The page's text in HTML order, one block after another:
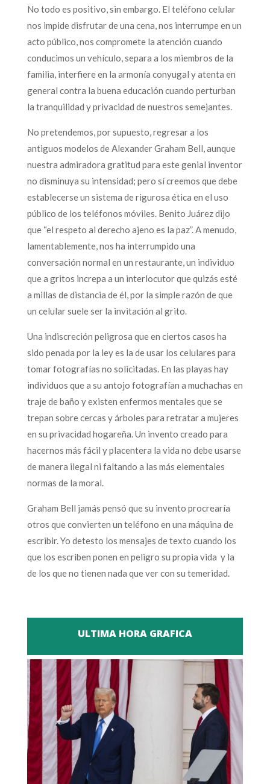
No todo es positivo, sin embargo. El teléfono celular
nos impide disfrutar de una cena, nos interrumpe en un
acto público, nos compromete la atención cuando
conducimos un vehículo, separa a los miembros de la
familia, interfiere en la armonía conyugal y atenta en
general contra la buena educación cuando perturban
la tranquilidad y privacidad de nuestros semejantes.
No pretendemos, por supuesto, regresar a los
antiguos modelos de Alexander Graham Bell, aunque
nuestra admiradora gratitud para este genial inventor
no disminuya su intensidad; pero sí creemos que debe
establecerse un sistema de rigurosa ética en el uso
público de los teléfonos móviles. Benito Juárez dijo
que “el respeto al derecho ajeno es la paz”. A menudo,
lamentablemente, nos ha interrumpido una
conversación normal en un restaurante, un individuo
que a gritos increpa a un interlocutor que quizás esté
a millas de distancia de él, por la simple razón de que
un celular suele ser la invitación al grito.
Una indiscreción peligrosa que en ciertos casos ha
sido penada por la ley es la de usar los celulares para
tomar fotografías no solicitadas. En las playas hay
individuos que a su antojo fotografían a muchachas en
traje de baño y existen enfermos mentales que se
trepan sobre cercas y árboles para retratar a mujeres
en su privacidad hogareña. Un invento creado para
hacernos más fácil y placentera la vida no debe usarse
de manera ilegal ni faltando a las más elementales
normas de la moral.
Graham Bell jamás pensó que su invento procrearía
otros que convierten un teléfono en una máquina de
escribir. Yo detesto los mensajes de texto cuando los
que los escriben ponen en peligro su propia vida y la
de los que no tienen nada que ver con su temeridad.
ULTIMA HORA GRAFICA